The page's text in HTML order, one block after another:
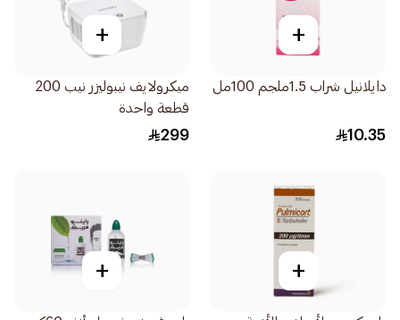
+
دايلانيل شراب 1.5ملجم 100مل
10.35
+
ميكرولايف نيبوليزر نيب 200
قطعة واحدة
299
+
+